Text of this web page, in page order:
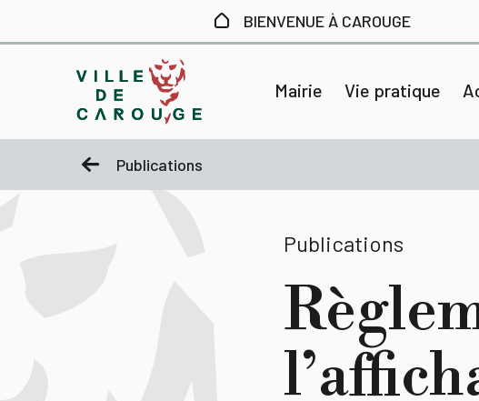
BIENVENUE À CAROUGE
Mairie Vie pratique
Publications
Publications